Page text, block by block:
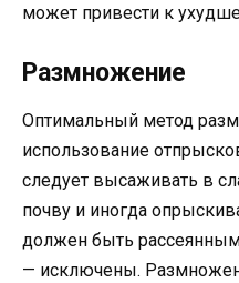
может привести к
Размножение
Оптимальный метод
использование
следует высаживать в
почву и иногда
должен быть
— исключены.